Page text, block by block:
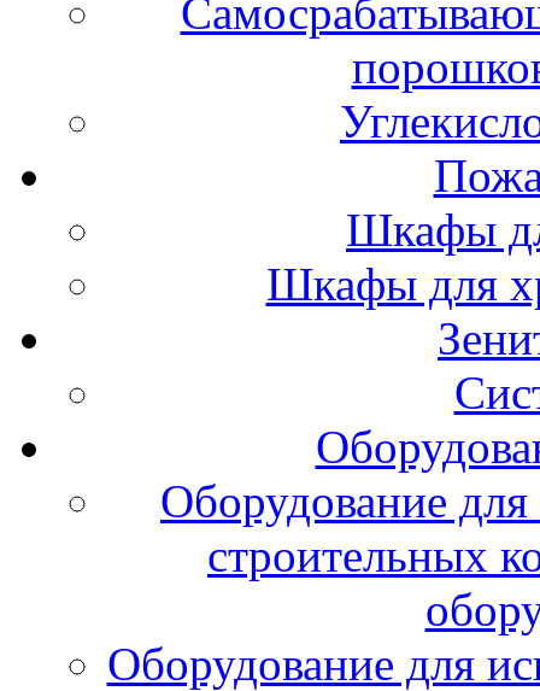
Шкафы
Шкафы для
Оборудование
строительных
Оборудование для